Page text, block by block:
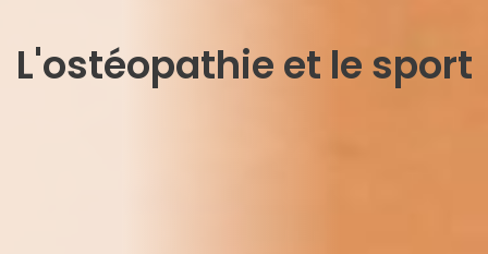
L'ostéopathie et le sport